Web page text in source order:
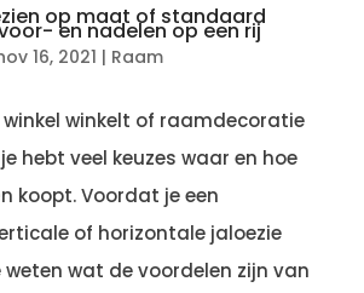
op maat of standaard
en nadelen op een rij
16, 2021 | Raam
winkel winkelt of raamdecoratie
hebt veel keuzes waar en hoe
koopt. Voordat je een
of horizontale jaloezie
weten wat de voordelen zijn van